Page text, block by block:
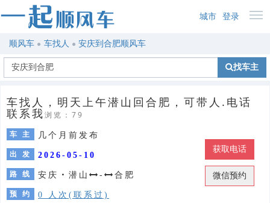
城市 登录
顺风车 车找人 安庆到合肥顺风车
找车主
车找人，明天上午潜山回合肥，可带人.电话
联系我浏览：79
车 主 几个月前发布
出 发 2026-05-10
获取电话
微信预约
路 线 安庆 ・ 潜山 - 合肥
预 约 0 人次(联系过)